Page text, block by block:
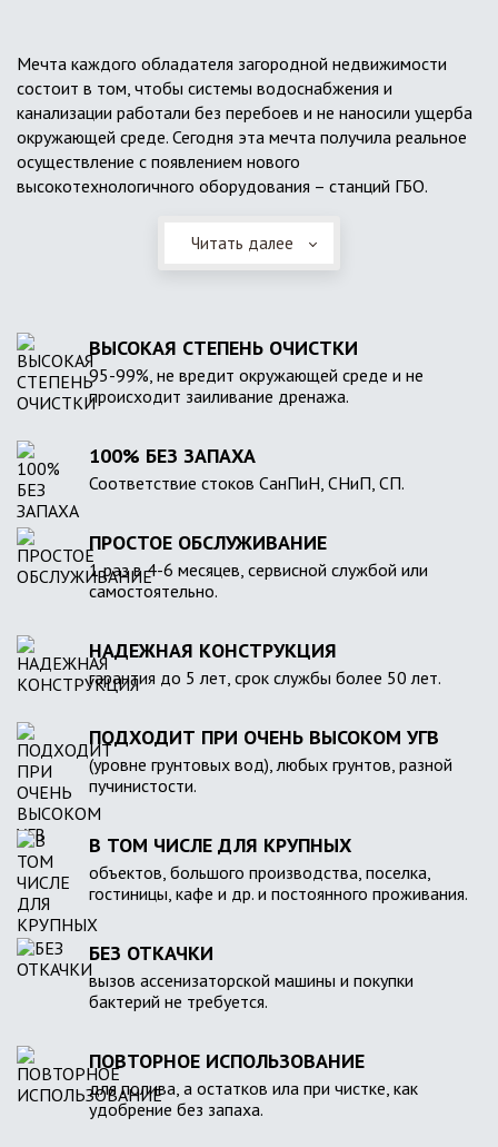
Мечта каждого обладателя загородной недвижимости
состоит в том, чтобы системы водоснабжения и
канализации работали без перебоев и не наносили ущерба
окружающей среде. Сегодня эта мечта получила реальное
осуществление с появлением нового
высокотехнологичного оборудования – станций ГБО.
Читать далее
ВЫСОКАЯ СТЕПЕНЬ ОЧИСТКИ
95-99%, не вредит окружающей среде и не
происходит заиливание дренажа.
100% БЕЗ ЗАПАХА
Соответствие стоков СанПиН, СНиП, СП.
ПРОСТОЕ ОБСЛУЖИВАНИЕ
1 раз в 4-6 месяцев, сервисной службой или
самостоятельно.
НАДЕЖНАЯ КОНСТРУКЦИЯ
гарантия до 5 лет, срок службы более 50 лет.
ПОДХОДИТ ПРИ ОЧЕНЬ ВЫСОКОМ УГВ
(уровне грунтовых вод), любых грунтов, разной
пучинистости.
В ТОМ ЧИСЛЕ ДЛЯ КРУПНЫХ
объектов, большого производства, поселка,
гостиницы, кафе и др. и постоянного проживания.
БЕЗ ОТКАЧКИ
вызов ассенизаторской машины и покупки
бактерий не требуется.
ПОВТОРНОЕ ИСПОЛЬЗОВАНИЕ
для полива, а остатков ила при чистке, как
удобрение без запаха.